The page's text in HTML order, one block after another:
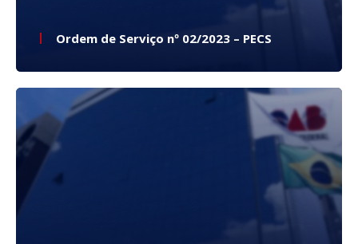
Ordem de Serviço nº 02/2023 – PECS